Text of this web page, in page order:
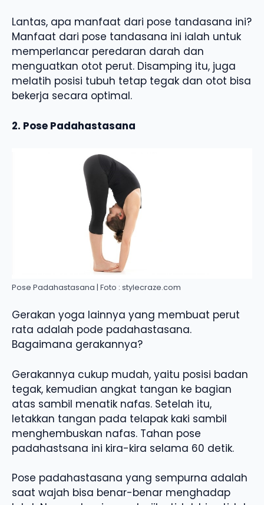
Lantas, apa manfaat dari pose tandasana ini?
Manfaat dari pose tandasana ini ialah untuk
memperlancar peredaran darah dan
menguatkan otot perut. Disamping itu, juga
melatih posisi tubuh tetap tegak dan otot bisa
bekerja secara optimal.
2. Pose Padahastasana
Pose Padahastasana | Foto : stylecraze.com
Gerakan yoga lainnya yang membuat perut
rata adalah pode padahastasana.
Bagaimana gerakannya?
Gerakannya cukup mudah, yaitu posisi badan
tegak, kemudian angkat tangan ke bagian
atas sambil menatik nafas. Setelah itu,
letakkan tangan pada telapak kaki sambil
menghembuskan nafas. Tahan pose
padahastsana ini kira-kira selama 60 detik.
Pose padahastasana yang sempurna adalah
saat wajah bisa benar-benar menghadap